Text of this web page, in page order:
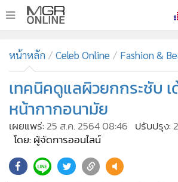
ทันเหตุการณ์
• ภาคใต้
ภูมิภาค
Online Section
บันเทิง
• ผู้จัดการรายวัน
• คอลัมนิสต์
หน้าหลัก Celeb Online Fashion &
เทคนิคดูแลผิวยกกระชับ เ
หน้ากากอนามัย
เผยแพร่: 25 ส.ค. 2564 08:46 ปรับปรุง:
โดย: ผู้จัดการออนไลน์